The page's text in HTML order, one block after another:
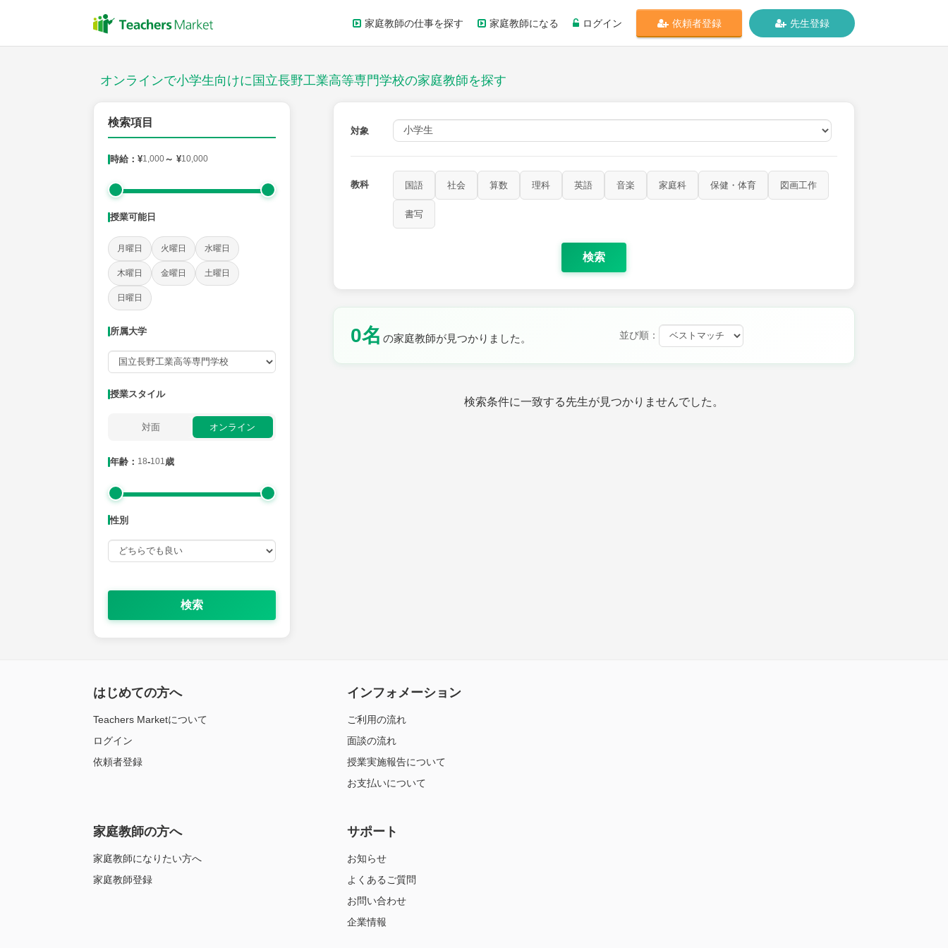
家庭教師の仕事を探す 家庭教師になる ログイン 依頼者登録 先生登録
オンラインで小学生向けに国立長野工業高等専門学校の家庭教師を探す
検索項目
時給：¥1,000～ ¥10,000
授業可能日
月曜日 火曜日 水曜日
木曜日 金曜日 土曜日
日曜日
所属大学
授業スタイル
対面 オンライン
年齢： 18-101歳
性別
検索
対象
教科 国語 社会 算数 理科 英語 音楽 家庭科 保健・体育 図画工作
書写
検索
0名 の家庭教師が見つかりました。 並び順：
検索条件に一致する先生が見つかりませんでした。
授業スタイル
社会 保健・体育 図画工作 書写
時給：¥1,000 ～ ¥10,000
授業可能日
火曜日 土曜日 日曜日
所属大学
はじめての方へ
Teachers Marketについて
ログイン
依頼者登録
インフォメーション
ご利用の流れ
面談の流れ
授業実施報告について
お支払いについて
家庭教師の方へ
家庭教師になりたい方へ
家庭教師登録
サポート
お知らせ
よくあるご質問
お問い合わせ
企業情報